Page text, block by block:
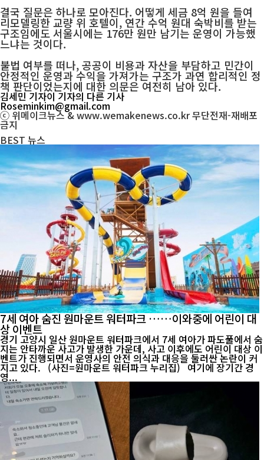
결국 질문은 하나로 모아진다. 어떻게 세금 8억 원을 들여
리모델링한 교량 위 호텔이, 연간 수억 원대 숙박비를 받는
구조임에도 서울시에는 176만 원만 남기는 운영이 가능했
느냐는 것이다.
불법 여부를 떠나, 공공이 비용과 자산을 부담하고 민간이
안정적인 운영과 수익을 가져가는 구조가 과연 합리적인 정
책 판단이었는지에 대한 의문은 여전히 남아 있다.
김세민 기자이 기자의 다른 기사
Roseminkim@gmail.com
ⓒ 위메이크뉴스 & www.wemakenews.co.kr 무단전재-재배포
금지
BEST 뉴스
7세 여아 숨진 원마운트 워터파크 ……이와중에 어린이 대
상 이벤트
경기 고양시 일산 원마운트 워터파크에서 7세 여아가 파도풀에서 숨
지는 안타까운 사고가 발생한 가운데, 사고 이후에도 어린이 대상 이
벤트가 진행되면서 운영사의 안전 의식과 대응을 둘러싼 논란이 커
지고 있다. (사진=원마운트 워터파크 누리집) 여기에 장기간 경
영...